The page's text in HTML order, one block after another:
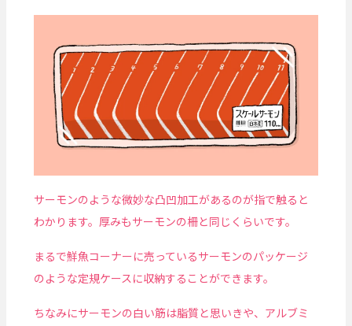
サーモンのような微妙な凸凹加工があるのが指で触ると
わかります。厚みもサーモンの柵と同じくらいです。
まるで鮮魚コーナーに売っているサーモンのパッケージ
のような定規ケースに収納することができます。
ちなみにサーモンの白い筋は脂質と思いきや、アルブミ